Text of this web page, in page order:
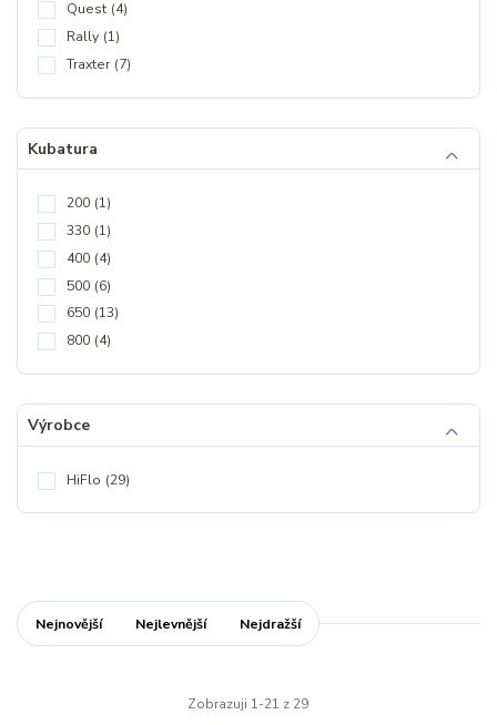
Quest (4)
Rally (1)
Traxter (7)
Kubatura
200 (1)
330 (1)
400 (4)
500 (6)
650 (13)
800 (4)
Výrobce
HiFlo (29)
Nejnovější Nejlevnější Nejdražší
Zobrazuji 1-21 z 29